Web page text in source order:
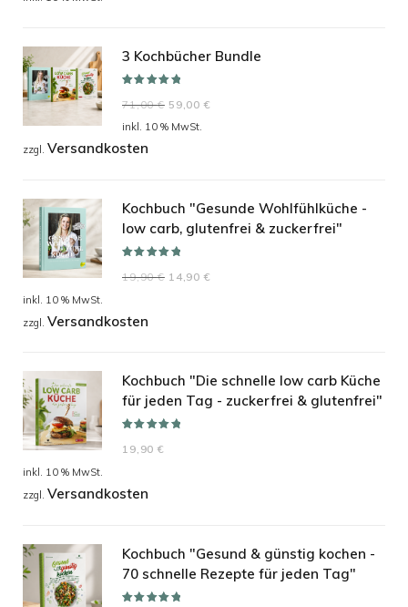
3 Kochbücher Bundle
5.00von 5
71,00€ Ursprünglicher
Preis
59,00 €
inkl. 10 % MwSt.
zzgl. Versandkosten
Kochbuch "Gesunde Wohlfühlküche -
low carb, glutenfrei & zuckerfrei"
5.00von 5
19,90€ Ursprünglicher
14,90 €
inkl. 10 % MwSt.
zzgl. Versandkosten
Kochbuch "Die schnelle low carb Küche
für jeden Tag - zuckerfrei & glutenfrei"
5.00 von 5
19,90€
inkl. 10 % MwSt.
zzgl. Versandkosten
Kochbuch "Gesund & günstig kochen -
70 schnelle Rezepte für jeden Tag"